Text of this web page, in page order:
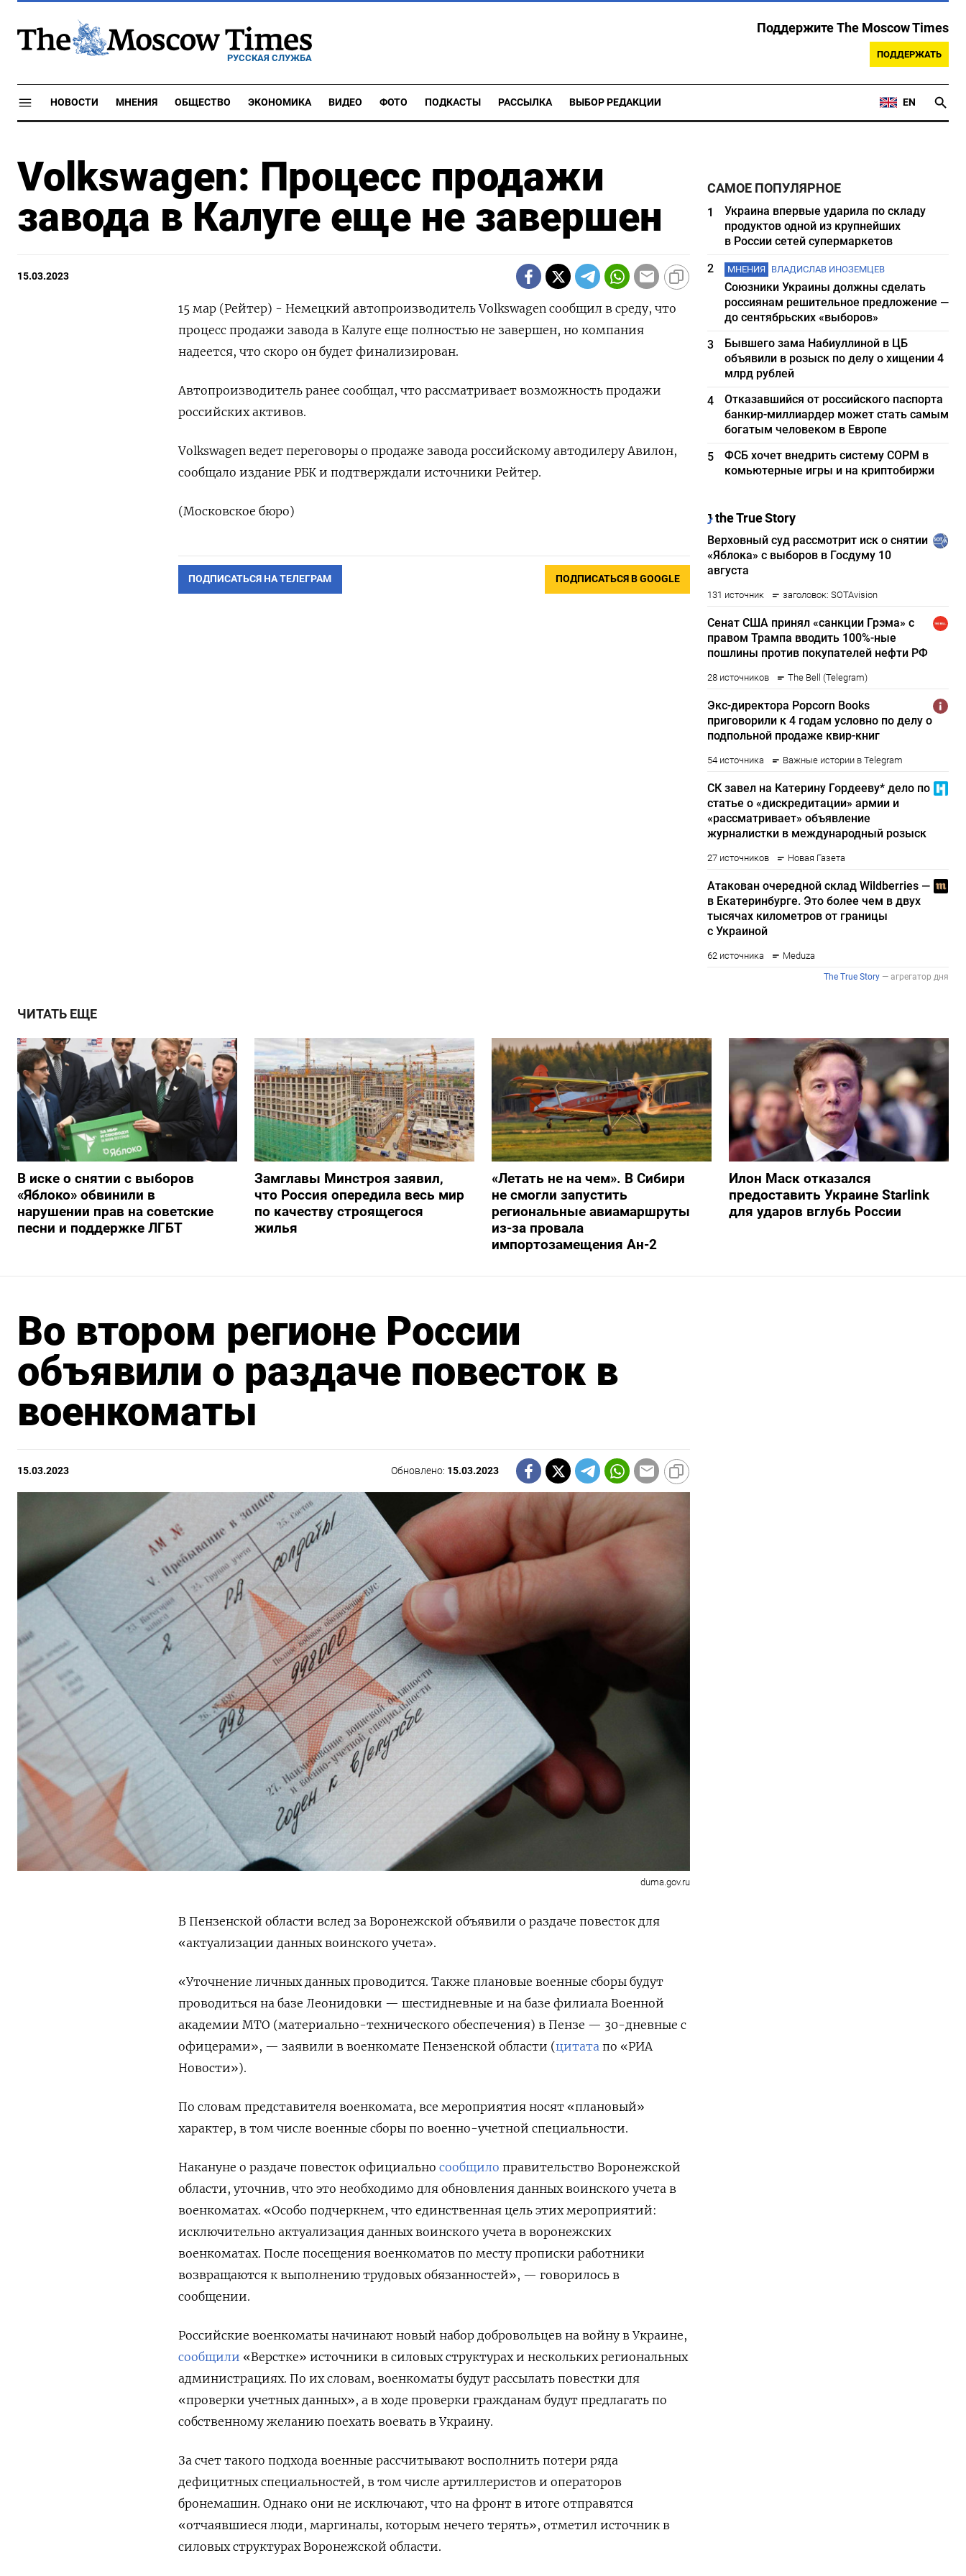
РУССКАЯ СЛУЖБА
Поддержите The Moscow Times
ПОДДЕРЖАТЬ
НОВОСТИ МНЕНИЯ ОБЩЕСТВО ЭКОНОМИКА ВИДЕО ФОТО ПОДКАСТЫ РАССЫЛКА ВЫБОР РЕДАКЦИИ EN
Volkswagen: Процесс продажи
завода в Калуге еще не завершен
15.03.2023
15 мар (Рейтер) - Немецкий автопроизводитель Volkswagen сообщил в среду, что
процесс продажи завода в Калуге еще полностью не завершен, но компания
надеется, что скоро он будет финализирован.
Автопроизводитель ранее сообщал, что рассматривает возможность продажи
российских активов.
Volkswagen ведет переговоры о продаже завода российскому автодилеру Авилон,
сообщало издание РБК и подтверждали источники Рейтер.
(Московское бюро)
ПОДПИСАТЬСЯ НА ТЕЛЕГРАМ ПОДПИСАТЬСЯ В GOOGLE
САМОЕ ПОПУЛЯРНОЕ
1
Украина впервые ударила по складу
продуктов одной из крупнейших
в России сетей супермаркетов
2
МНЕНИЯ ВЛАДИСЛАВ ИНОЗЕМЦЕВ
Союзники Украины должны сделать
россиянам решительное предложение —
до сентябрьских «выборов»
3
Бывшего зама Набиуллиной в ЦБ
объявили в розыск по делу о хищении 4
млрд рублей
4
Отказавшийся от российского паспорта
банкир-миллиардер может стать самым
богатым человеком в Европе
5
ФСБ хочет внедрить систему СОРМ в
комьютерные игры и на криптобиржи
ЧИТАТЬ ЕЩЕ
В иске о снятии с выборов
«Яблоко» обвинили в
нарушении прав на советские
песни и поддержке ЛГБТ
Замглавы Минстроя заявил,
что Россия опередила весь мир
по качеству строящегося
жилья
«Летать не на чем». В Сибири
не смогли запустить
региональные авиамаршруты
из-за провала
импортозамещения Ан-2
Илон Маск отказался
предоставить Украине Starlink
для ударов вглубь России
Во втором регионе России
объявили о раздаче повесток в
военкоматы
15.03.2023 Обновлено: 15.03.2023
duma.gov.ru
В Пензенской области вслед за Воронежской объявили о раздаче повесток для
«актуализации данных воинского учета».
«Уточнение личных данных проводится. Также плановые военные сборы будут
проводиться на базе Леонидовки — шестидневные и на базе филиала Военной
академии МТО (материально-технического обеспечения) в Пензе — 30-дневные с
офицерами», — заявили в военкомате Пензенской области (цитата по «РИА
Новости»).
По словам представителя военкомата, все мероприятия носят «плановый»
характер, в том числе военные сборы по военно-учетной специальности.
Накануне о раздаче повесток официально сообщило правительство Воронежской
области, уточнив, что это необходимо для обновления данных воинского учета в
военкоматах. «Особо подчеркнем, что единственная цель этих мероприятий:
исключительно актуализация данных воинского учета в воронежских
военкоматах. После посещения военкоматов по месту прописки работники
возвращаются к выполнению трудовых обязанностей», — говорилось в
сообщении.
Российские военкоматы начинают новый набор добровольцев на войну в Украине,
сообщили «Верстке» источники в силовых структурах и нескольких региональных
администрациях. По их словам, военкоматы будут рассылать повестки для
«проверки учетных данных», а в ходе проверки гражданам будут предлагать по
собственному желанию поехать воевать в Украину.
За счет такого подхода военные рассчитывают восполнить потери ряда
дефицитных специальностей, в том числе артиллеристов и операторов
бронемашин. Однако они не исключают, что на фронт в итоге отправятся
«отчаявшиеся люди, маргиналы, которым нечего терять», отметил источник в
силовых структурах Воронежской области.